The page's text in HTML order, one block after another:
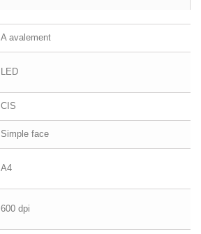
A avalement
LED
CIS
Simple face
A4
600 dpi